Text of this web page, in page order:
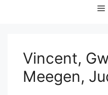
Vincent,
Meegen,